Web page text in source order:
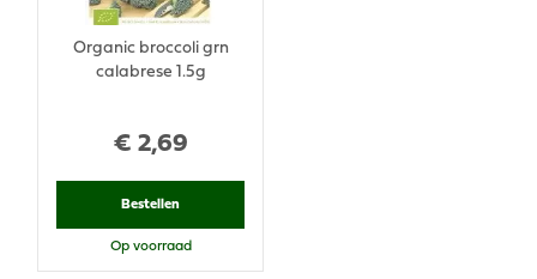
€ 2,69
Organic broccoli grn
calabrese 1.5g
Bestellen
Op voorraad